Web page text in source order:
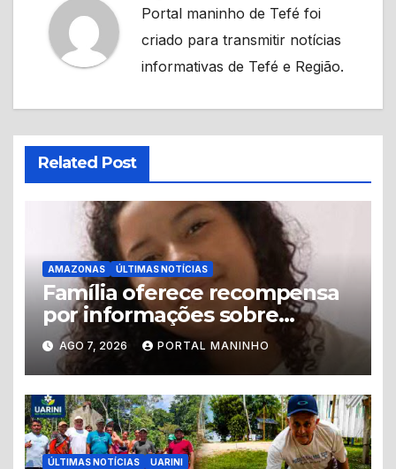
Portal maninho de Tefé foi
criado para transmitir notícias
informativas de Tefé e Região.
Related Post
AMAZONAS ÚLTIMAS NOTÍCIAS
Família oferece recompensa
por informações sobre
adolescente desaparecida
em Manaus
AGO 7, 2026 PORTAL MANINHO
ÚLTIMAS NOTÍCIAS UARINI